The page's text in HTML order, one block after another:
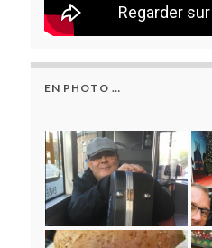
EN PHOTO …